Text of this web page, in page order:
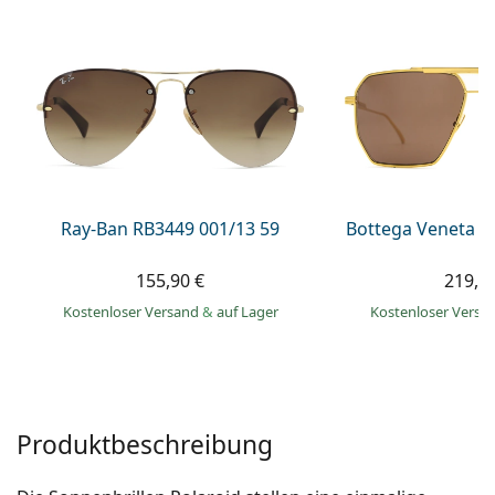
Prada
Alle Marken
Ray-Ban RB3449 001/13 59
155,90 €
Kostenloser Versand & auf Lager
Bottega Veneta
Kostenloser
Produktbeschreibung